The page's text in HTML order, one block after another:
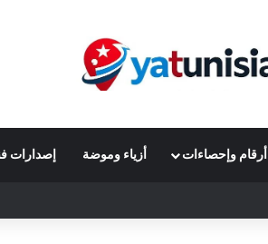
أرقام وإحصاءات أزياء وموضة إصدارات